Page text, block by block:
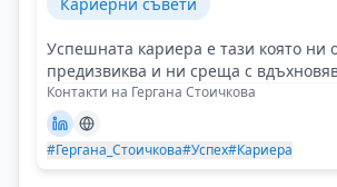
Успешната кариера е тази която ни
предизвиква и ни среща с
Контакти на Гергана Стоичкова
#Гергана_Стоичкова#Успех#Кариера